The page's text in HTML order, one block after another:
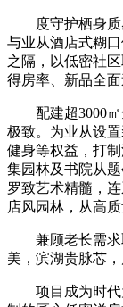
度守护栖身质
与业从酒店式糊
之隔，以低密社
得房率、新品全
配建超3000㎡
极致。为业从设
健身等权益，打
集园林及书院从
罗致艺术精髓，
店风园林，从高
兼顾老长需求
美，滨湖贵脉芯
项目成为时代